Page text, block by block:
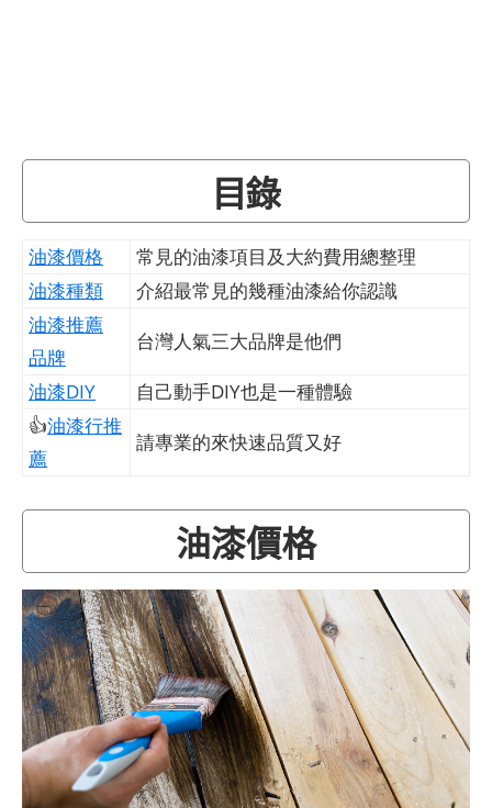
目錄
油漆價格
常見的油漆項目及大約費用總整理
油漆種類
介紹最常見的幾種油漆給你認識
油漆推薦
品牌
台灣人氣三大品牌是他們
油漆DIY
自己動手DIY也是一種體驗
👍油漆行推
薦
請專業的來快速品質又好
油漆價格